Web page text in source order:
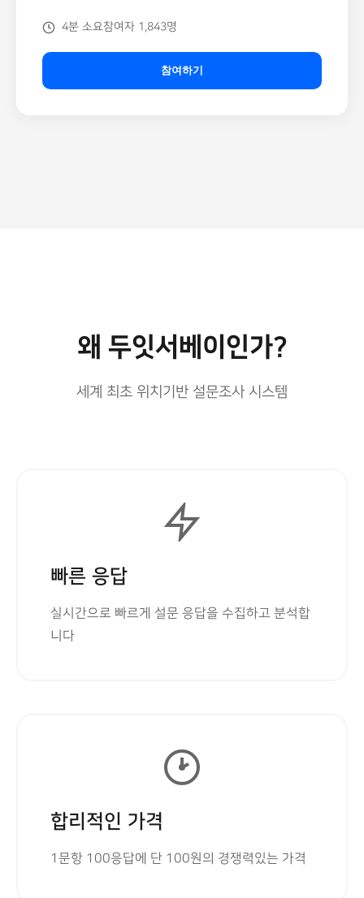
4분 소요참여자 1,843명
참여하기
왜 두잇서베이인가?
세계 최초 위치기반 설문조사 시스템
빠른 응답
실시간으로 빠르게 설문 응답을 수집하고 분석합
니다
합리적인 가격
1문항 100응답에 단 100원의 경쟁력있는 가격